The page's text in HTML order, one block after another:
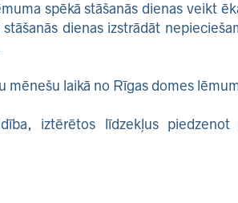
spēkā stāšanās dienas veikt
dienas izstrādāt
mēnešu laikā no Rīgas domes
iztērētos līdzekļus